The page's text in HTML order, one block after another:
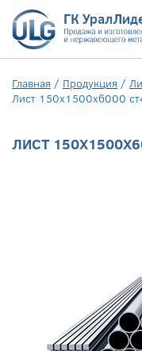
Главная / Продукция /
Лист 150x1500x6000
ЛИСТ